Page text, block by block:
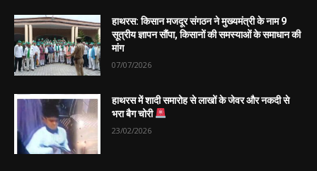
हाथरस: किसान मजदूर संगठन ने मुख्यमंत्री के नाम 9
सूत्रीय ज्ञापन सौंपा, किसानों की समस्याओं के समाधान की
मांग
07/07/2026
हाथरस में शादी समारोह से लाखों के जेवर और नकदी से
भरा बैग चोरी
23/02/2026